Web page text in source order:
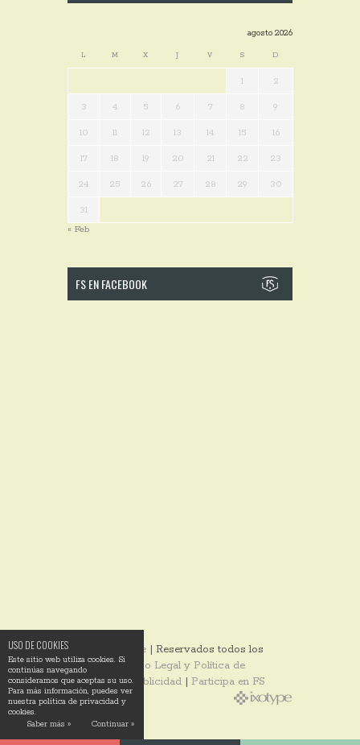
USO DE COOKIES
Este sitio web utiliza cookies. Si
continúas navegando
consideramos que aceptas su uso.
Para más información, puedes ver
nuestra política de privacidad y
cookies.
Saber más »
Continuar »
agosto 2026
L M X J V S D
1 2
3 4 5 6 7 8 9
10 11 12 13 14 15 16
17 18 19 20 21 22 23
24 25 26 27 28 29 30
31
« Feb
FS EN FACEBOOK
© 2014 Ixotype | Reservados todos los
derechos |Aviso Legal y Política de
Privacidad|Publicidad | Participa en FS